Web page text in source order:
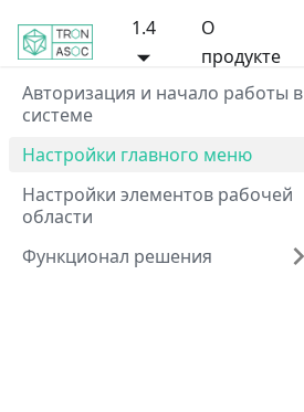
1.4
О
продукте
Авторизация и начало работы в
системе
Настройки главного меню
Настройки элементов рабочей
области
Функционал решения